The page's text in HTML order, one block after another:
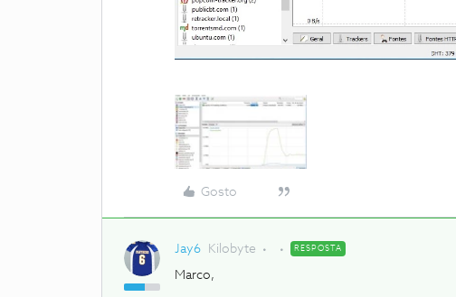
Gosto
Jay6 Kilobyte RESPOSTA
Marco,